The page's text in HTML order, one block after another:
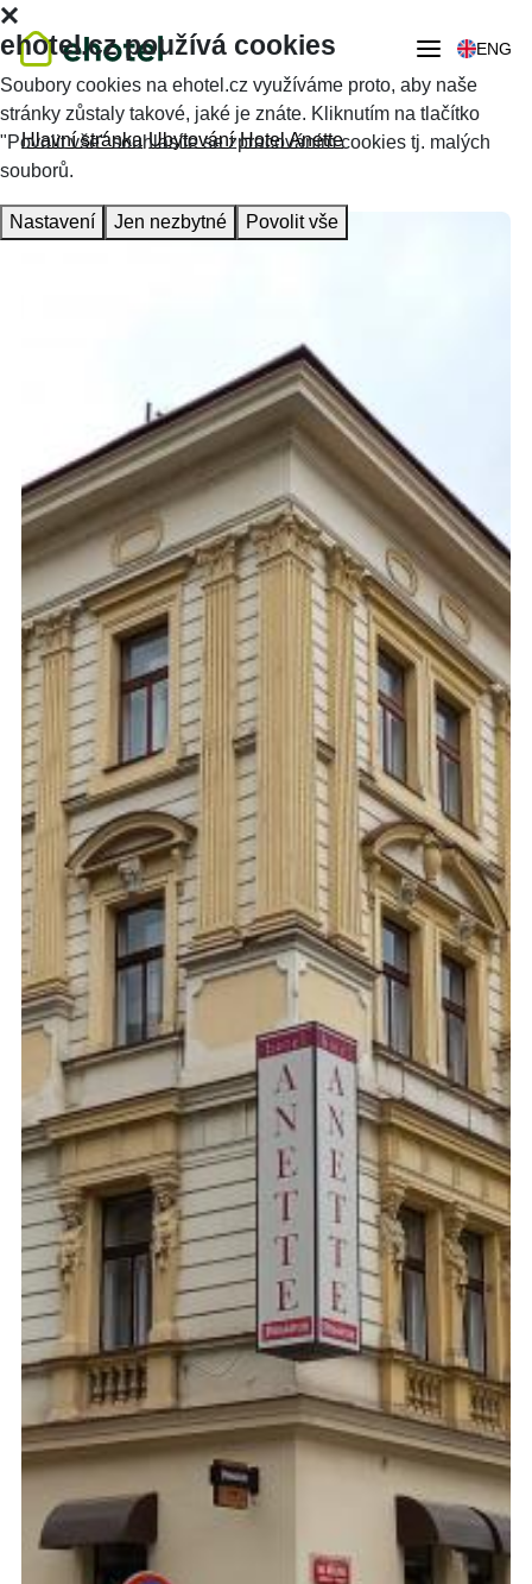
ENG
Hlavní stránka Ubytování Hotel Anette
ehotel.cz používá cookies
Soubory cookies na ehotel.cz využíváme proto, aby naše
stránky zůstaly takové, jaké je znáte. Kliknutím na tlačítko
"Povolit vše" souhlasíte se zpracováním cookies tj. malých
souborů.
Nastavení Jen nezbytné Povolit vše